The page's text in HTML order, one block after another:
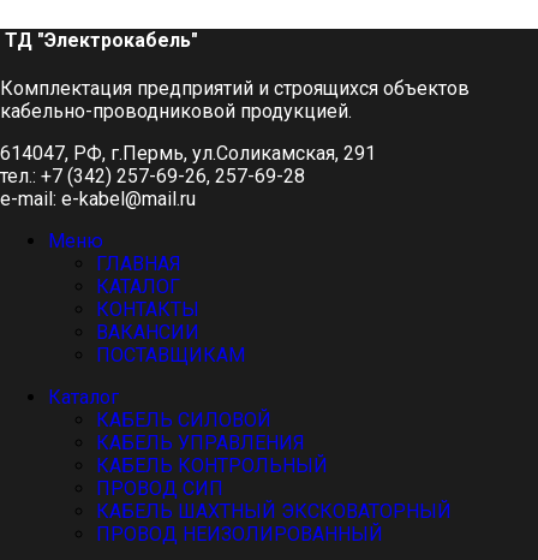
ТД "Электрокабель"​
Комплектация предприятий и строящихся объектов
кабельно-проводниковой продукцией.
614047, РФ, г.Пермь, ул.Соликамская, 291
тел.: +7 (342) 257-69-26, 257-69-28
e-mail: e-kabel@mail.ru
Меню
ГЛАВНАЯ
КАТАЛОГ
КОНТАКТЫ
ВАКАНСИИ
ПОСТАВЩИКАМ
Каталог
КАБЕЛЬ СИЛОВОЙ
КАБЕЛЬ УПРАВЛЕНИЯ
КАБЕЛЬ КОНТРОЛЬНЫЙ
ПРОВОД СИП
КАБЕЛЬ ШАХТНЫЙ ЭКСКОВАТОРНЫЙ
ПРОВОД НЕИЗОЛИРОВАННЫЙ